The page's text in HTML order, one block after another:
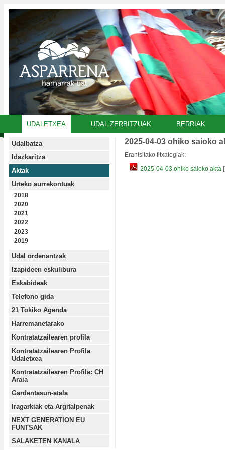
UDALETXEA UDAL ZERBITZUAK BERRIAK
Udalbatza
Idazkaritza
Aktak
Urteko aurrekontuak
2018
2020
2021
2022
2023
2019
Udal ordenantzak
Izapideen eskulibura
Eskabideak
Telefono gida
21 Tokiko Agenda
Harremanetarako
Kontratatzailearen profila
Kontratatzailearen Profila
Udaletxea
Kontratatzailearen Profila: CH
Araia
Gardentasun-atala
Iragarkiak eta Argitalpenak
NEXT GENERATION EU
FUNTSAK
SALAKETEN KANALA
2025-04-03 ohiko saioko
Erantsitako fitxategiak:
2025-04-03 ohiko saioko akta